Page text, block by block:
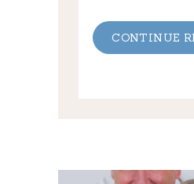
CONTINUE